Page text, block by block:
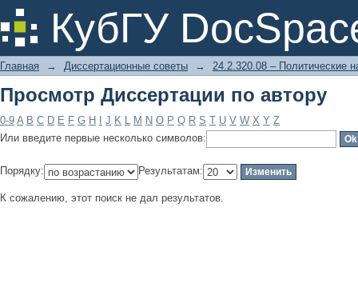
КубГУ
Просмотр Диссертации по автору
Главная → Диссертационные советы → 24.2.320.08 – Политические
Просмотр Диссертации по автору
0-9 A B C D E F G H J K L M N O P Q R S T U V W X Y Z
Или введите первые несколько символов:
Порядку: Результатам:
К сожалению, этот поиск не дал результатов.